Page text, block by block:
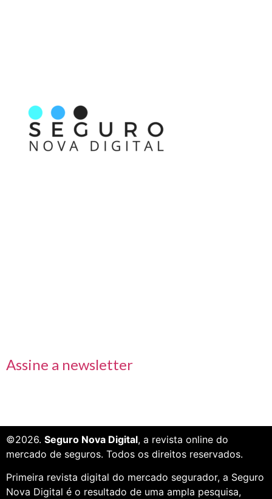
Assine a newsletter
©2026. Seguro Nova Digital, a revista online do
mercado de seguros. Todos os direitos reservados.
Primeira revista digital do mercado segurador, a Seguro
Nova Digital é o resultado de uma ampla pesquisa,